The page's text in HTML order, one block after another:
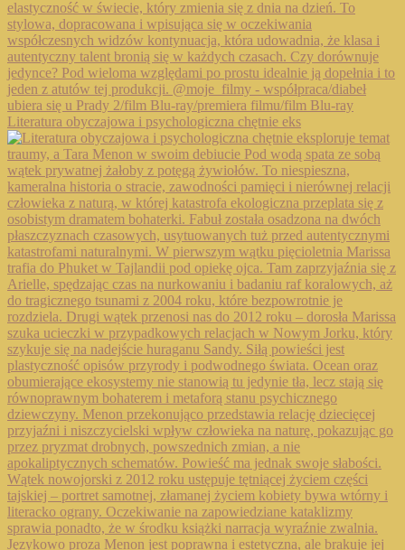
Literatura obyczajowa i psychologiczna chętnie eks